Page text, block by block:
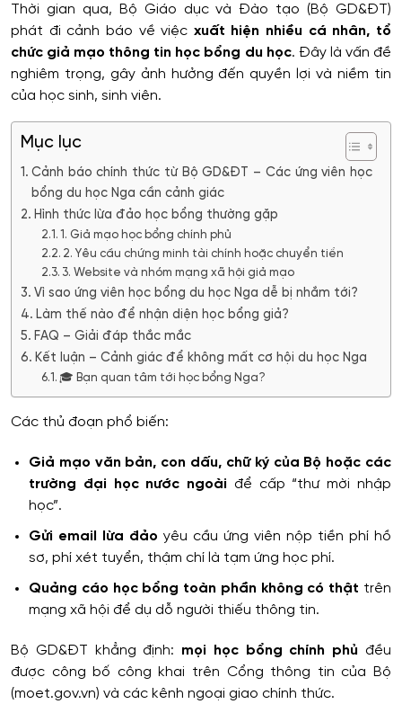
Thời gian qua, Bộ Giáo dục và Đào tạo (Bộ GD&ĐT)
phát đi cảnh báo về việc xuất hiện nhiều cá nhân, tổ
chức giả mạo thông tin học bổng du học. Đây là vấn đề
nghiêm trọng, gây ảnh hưởng đến quyền lợi và niềm tin
của học sinh, sinh viên.
Mục lục
Cảnh báo chính thức từ Bộ GD&ĐT – Các ứng viên học
bổng du học Nga cần cảnh giác
Hình thức lừa đảo học bổng thường gặp
1. Giả mạo học bổng chính phủ
2. Yêu cầu chứng minh tài chính hoặc chuyển tiền
3. Website và nhóm mạng xã hội giả mạo
Vì sao ứng viên học bổng du học Nga dễ bị nhắm tới?
Làm thế nào để nhận diện học bổng giả?
FAQ – Giải đáp thắc mắc
Kết luận – Cảnh giác để không mất cơ hội du học Nga
🎓 Bạn quan tâm tới học bổng Nga?
Các thủ đoạn phổ biến:
Giả mạo văn bản, con dấu, chữ ký của Bộ hoặc các
trường đại học nước ngoài để cấp “thư mời nhập
học”.
Gửi email lừa đảo yêu cầu ứng viên nộp tiền phí hồ
sơ, phí xét tuyển, thậm chí là tạm ứng học phí.
Quảng cáo học bổng toàn phần không có thật trên
mạng xã hội để dụ dỗ người thiếu thông tin.
Bộ GD&ĐT khẳng định: mọi học bổng chính phủ đều
được công bố công khai trên Cổng thông tin của Bộ
(moet.gov.vn) và các kênh ngoại giao chính thức.